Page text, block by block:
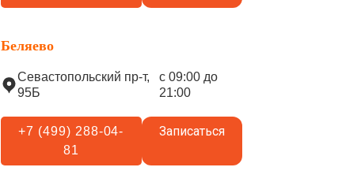
Беляево
Севастопольский пр-т,
95Б
с 09:00 до
21:00
+7 (499) 288-04-
81
Записаться